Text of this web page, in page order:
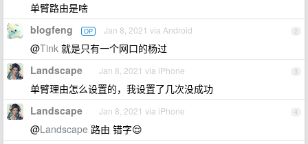
单臂路由是啥
2
blogfeng OP Jan 8, 2021 via Android
@Tink 就是只有一个网口的杨过
3
Landscape Jan 8, 2021 via iPhone
单臂理由怎么设置的，我设置了几次没成功
4
Landscape Jan 8, 2021 via iPhone
@Landscape 路由 错字😌